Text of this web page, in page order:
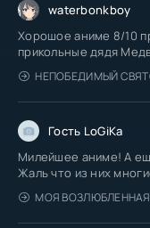
waterbonkboy
Хорошое аниме 8/10
прикольные дядя
НЕПОБЕДИМЫЙ СВЯТОЙ:
Гость LoGiKa
Милейшее аниме! А
Жаль что из них
МОЯ